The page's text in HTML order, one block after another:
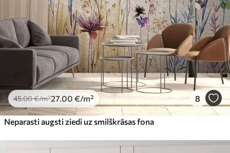
45.00€/m²27 .00 €/m² 8
Neparasti augsti ziedi uz smilškrāsas fona